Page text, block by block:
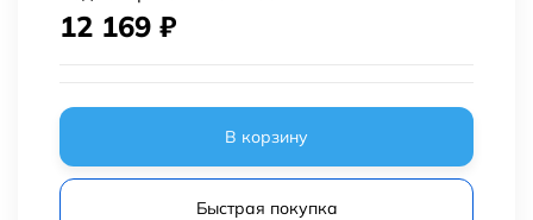
12 169 ₽
В корзину
Быстрая покупка